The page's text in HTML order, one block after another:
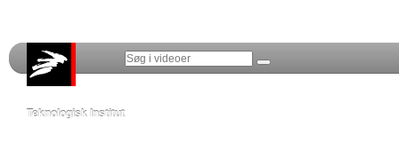
Teknologisk Institut